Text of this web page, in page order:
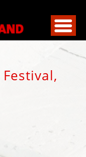
Festival,